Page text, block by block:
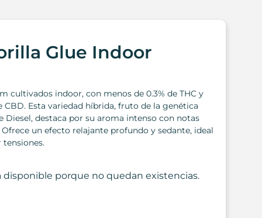
Glue Indoor
cultivados indoor, con menos de 0.3% de THC y
CBD. Esta variedad híbrida, fruto de la genética
Diesel, destaca por su aroma intenso con notas
un efecto relajante profundo y sedante, ideal
tensiones.
porque no quedan existencias.